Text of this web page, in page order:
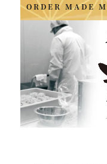
ORDER MADE